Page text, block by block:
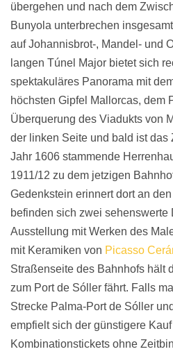
übergehen und nach dem
Bunyola unterbrechen
auf Johannisbrot-, Mandel- und
langen Túnel Major bietet sich
spektakuläres Panorama mit
höchsten Gipfel Mallorcas, dem
Überquerung des Viadukts von
der linken Seite und bald ist das
Jahr 1606 stammende
1911/12 zu dem jetzigen
Gedenkstein erinnert dort an
befinden sich zwei
Ausstellung mit Werken des
mit Keramiken von Picasso
Straßenseite des Bahnhofs hält
zum Port de Sóller fährt. Falls
Strecke Palma-Port de Sóller
empfielt sich der günstigere
Kombinationstickets ohne